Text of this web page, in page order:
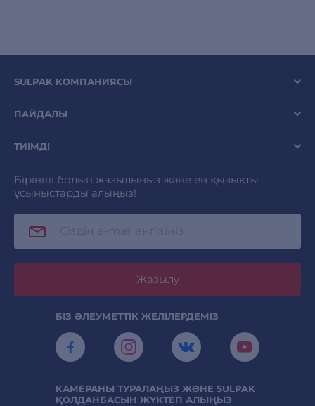
SULPAK КОМПАНИЯСЫ
ПАЙДАЛЫ
ТИІМДІ
Бірінші болып жазылыңыз және ең қызықты
ұсыныстарды алыңыз!
Жазылу
БІЗ ӘЛЕУМЕТТІК ЖЕЛІЛЕРДЕМІЗ
КАМЕРАНЫ ТУРАЛАҢЫЗ ЖӘНЕ SULPAK
ҚОЛДАНБАСЫН ЖҮКТЕП АЛЫҢЫЗ